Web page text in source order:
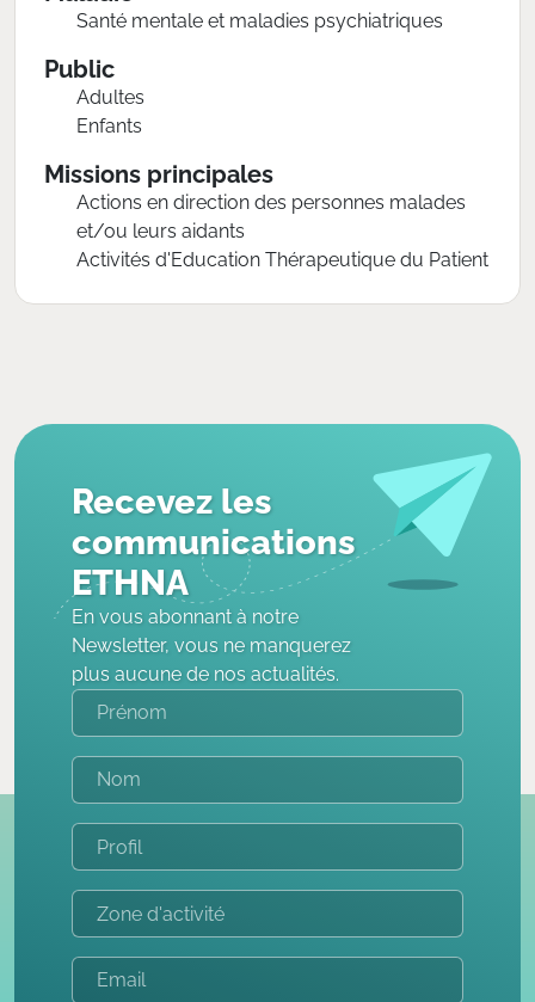
Santé mentale et maladies psychiatriques
Public
Adultes
Enfants
Missions principales
Actions en direction des personnes malades
et/ou leurs aidants
Activités d'Education Thérapeutique du Patient
Recevez les
communications
ETHNA
En vous abonnant à notre
Newsletter, vous ne manquerez
plus aucune de nos actualités.